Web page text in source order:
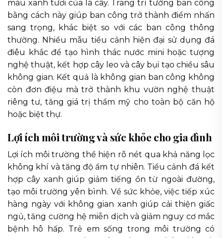
màu xanh tươi của lá cây. Trang trí tường ban công
bằng cách này giúp ban công trở thành điểm nhấn
sang trọng, khác biệt so với các ban công thông
thường. Nhiều mẫu tiểu cảnh hiện đại sử dụng đá
điêu khắc để tạo hình thác nước mini hoặc tượng
nghệ thuật, kết hợp cây leo và cây bụi tạo chiều sâu
không gian. Kết quả là không gian ban công không
còn đơn điệu mà trở thành khu vườn nghệ thuật
riêng tư, tăng giá trị thẩm mỹ cho toàn bộ căn hộ
hoặc biệt thự.
Lợi ích môi trường và sức khỏe cho gia đình
Lợi ích môi trường thể hiện rõ nét qua khả năng lọc
không khí và tăng độ ẩm tự nhiên. Tiểu cảnh đá kết
hợp cây xanh giúp giảm tiếng ồn từ ngoài đường,
tạo môi trường yên bình. Về sức khỏe, việc tiếp xúc
hàng ngày với không gian xanh giúp cải thiện giấc
ngủ, tăng cường hệ miễn dịch và giảm nguy cơ mắc
bệnh hô hấp. Trẻ em sống trong môi trường có